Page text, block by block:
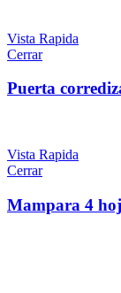
Vista Rapida
Cerrar
Puerta
Vista Rapida
Cerrar
Mampara 4